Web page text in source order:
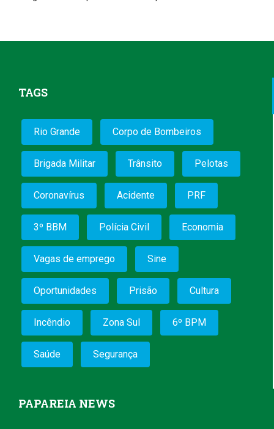
TAGS
Rio Grande Corpo de Bombeiros
Brigada Militar Trânsito Pelotas
Coronavírus Acidente PRF
3º BBM Polícia Civil Economia
Vagas de emprego Sine
Oportunidades Prisão Cultura
Incêndio Zona Sul 6º BPM
Saúde Segurança
PAPAREIA NEWS